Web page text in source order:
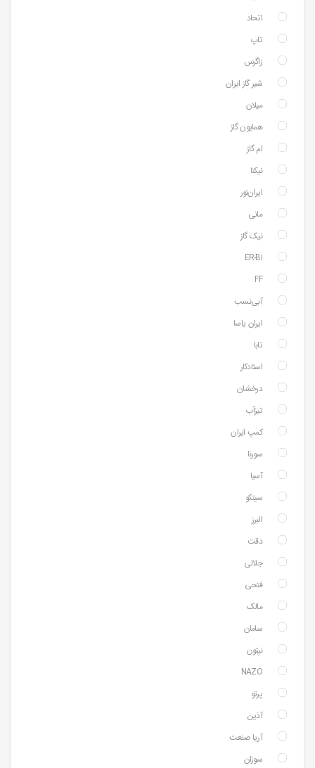
اتحاد
تاپ
زاگرس
شیر گاز ایران
میلان
همایون گاز
ام گاز
نیکتا
ایران‌نور
مانی
نیک گاز
ER-Bi
FF
آبی‌نسب
ایران یاسا
تابا
استادکار
درخشان
تیزآب
کمپ ایران
سورنا
آسیا
سیتکو
البرز
دقت
جلالی
فتحی
مالک
سامان
نپتون
NAZO
پرتو
آذین
آریا صنعت
سوزان